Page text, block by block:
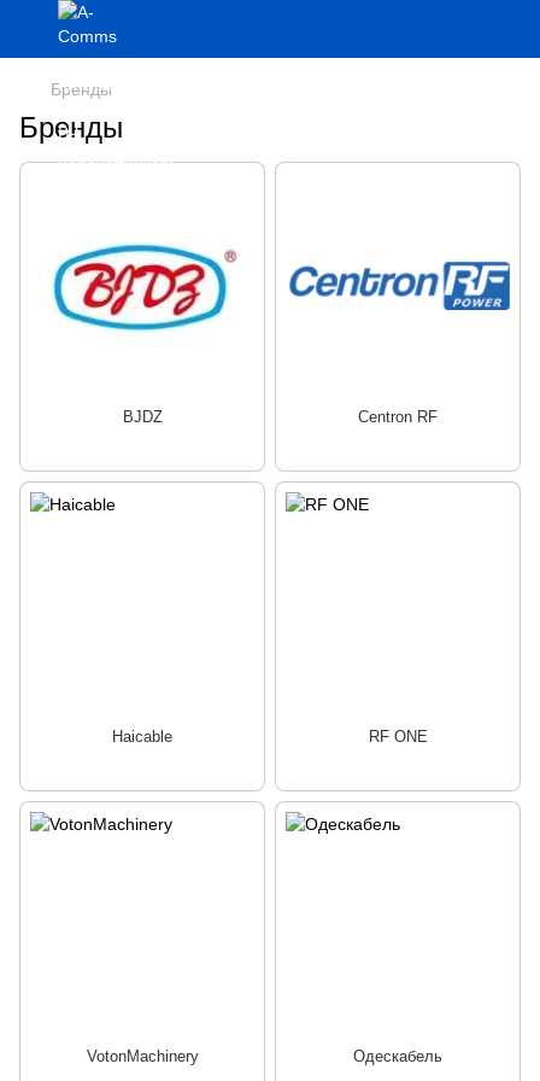
Бренды
Бренды
BJDZ Centron RF
Haicable RF ONE
VotonMachinery Одескабель